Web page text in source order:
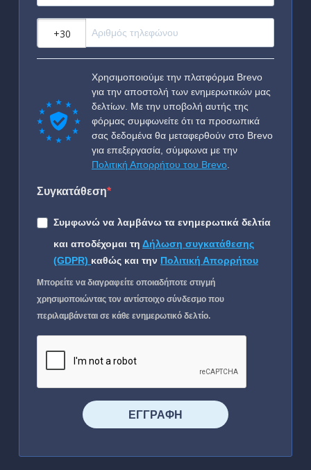
Χρησιμοποιούμε την πλατφόρμα Brevo
για την αποστολή των ενημερωτικών μας
δελτίων. Με την υποβολή αυτής της
φόρμας συμφωνείτε ότι τα προσωπικά
σας δεδομένα θα μεταφερθούν στο Brevo
για επεξεργασία, σύμφωνα με την
Πολιτική Απορρήτου του Brevo
Συγκατάθεση
Συμφωνώ να λαμβάνω τα ενημερωτικά δελτία
και αποδέχομαι τη Δήλωση συγκατάθεσης
(GDPR) καθώς και την Πολιτική Απορρήτου
Μπορείτε να διαγραφείτε οποιαδήποτε στιγμή
χρησιμοποιώντας τον αντίστοιχο σύνδεσμο που
περιλαμβάνεται σε κάθε ενημερωτικό δελτίο.
⠀⠀⠀⠀ΕΓΓΡΑΦΗ⠀⠀⠀⠀